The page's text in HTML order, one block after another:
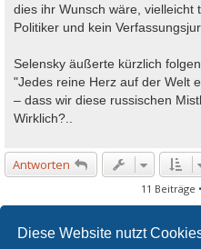
Diese Website nutzt
dies ihr Wunsch wäre, vielleicht
Politiker und kein
Selensky äußerte kürzlich
"Jedes reine Herz auf der Welt
– dass wir diese russischen
Wirklich?..
Antworten
11 Beiträge